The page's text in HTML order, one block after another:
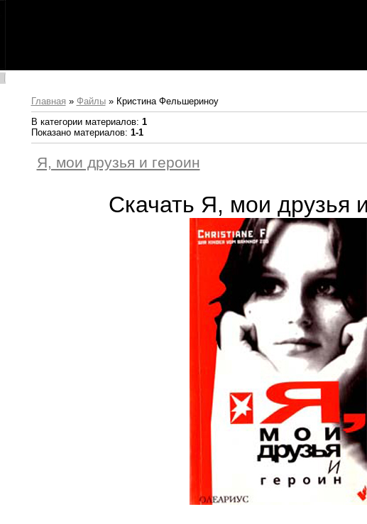
Главная » Файлы» Кристина Фельшериноу
В категории материалов: 1
Показано материалов: 1-1
Я, мои друзья и героин
Скачать Я, мои друзья